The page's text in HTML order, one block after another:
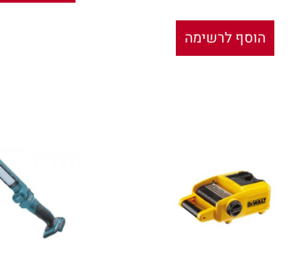
הוסף לרשימה